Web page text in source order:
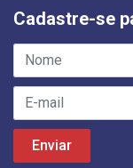
Cadastre-se